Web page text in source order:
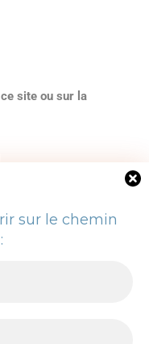
site ou sur la
sur le chemin